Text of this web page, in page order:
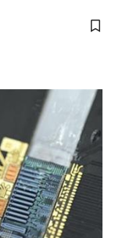
儲